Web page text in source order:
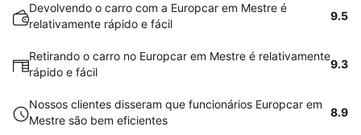
Devolvendo o carro com a Europcar em Mestre é
relativamente rápido e fácil
9.5
Retirando o carro no Europcar em Mestre é relativamente
rápido e fácil
9.3
Nossos clientes disseram que funcionários Europcar em
Mestre são bem eficientes
8.9